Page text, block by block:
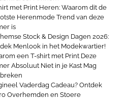
met Print Heren: Waarom dit de
Herenmode Trend van deze
is
Stock & Design Dagen 2026:
Menlook in het Modekwartier!
een T-shirt met Print Deze
Absoluut Niet in je Kast Mag
Vaderdag Cadeau? Ontdek
Overhemden en Stoere